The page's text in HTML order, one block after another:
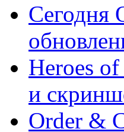
Сегодня
Heroes
и
Order &